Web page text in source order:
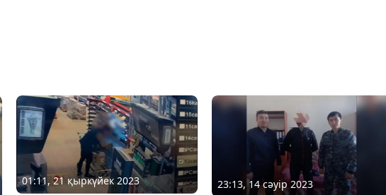
01:11, 21 қыркүйек 2023 23:13, 14 сәуір 2023